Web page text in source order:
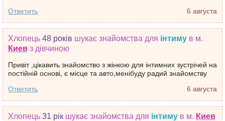
6 августа
Ответить
Хлопець 48 років шукає знайомства для інтиму в м.
Киев з дівчиною
Привіт ,цікавить знайомство з жінкою для інтимних зустрічей на
постійній основі, є місце та авто,менібуду радий знайомству
6 августа
Ответить
Хлопець 31 рік шукає знайомства для інтиму в м. Киев